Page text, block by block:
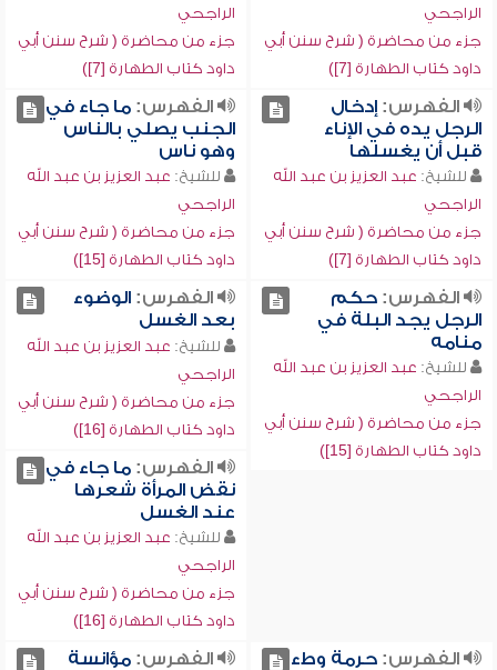
الراجحي
جزء من محاضرة ( شرح سنن أبي
داود كتاب الطهارة [7])
الراجحي
جزء من محاضرة ( شرح سنن أبي
داود كتاب الطهارة [7])
الفهرس:إدخال
الرجل يده في الإناء
قبل أن يغسلها
للشيخ: عبد العزيز بن عبد الله
الراجحي
جزء من محاضرة ( شرح سنن أبي
داود كتاب الطهارة [7])
الفهرس:ما جاء في
الجنب يصلي بالناس
وهو ناس
للشيخ: عبد العزيز بن عبد الله
الراجحي
جزء من محاضرة ( شرح سنن أبي
داود كتاب الطهارة [15])
الفهرس:حكم
الرجل يجد البلة في
منامه
للشيخ: عبد العزيز بن عبد الله
الراجحي
جزء من محاضرة ( شرح سنن أبي
داود كتاب الطهارة [15])
الفهرس:الوضوء
بعد الغسل
للشيخ: عبد العزيز بن عبد الله
الراجحي
جزء من محاضرة ( شرح سنن أبي
داود كتاب الطهارة [16])
الفهرس:ما جاء في
نقض المرأة شعرها
عند الغسل
للشيخ: عبد العزيز بن عبد الله
الراجحي
جزء من محاضرة ( شرح سنن أبي
داود كتاب الطهارة [16])
الفهرس:حرمة وطء
الفهرس:مؤانسة